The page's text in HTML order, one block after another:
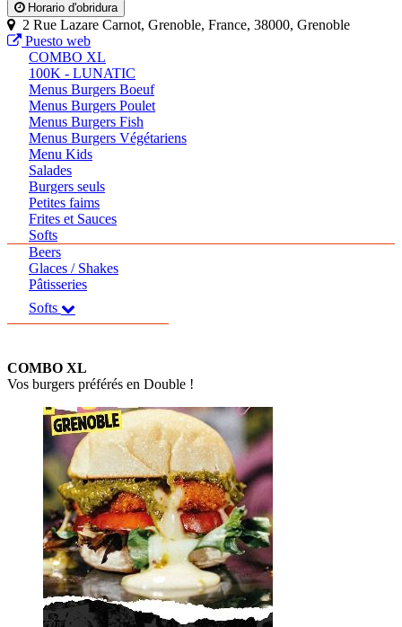
Horario d'obridura
2 Rue Lazare Carnot, Grenoble, France, 38000, Grenoble
Puesto web
COMBO XL
100K - LUNATIC
Menus Burgers Boeuf
Menus Burgers Poulet
Menus Burgers Fish
Menus Burgers Végétariens
Menu Kids
Salades
Burgers seuls
Petites faims
Frites et Sauces
Softs
Beers
Glaces / Shakes
Pâtisseries
Softs
COMBO XL
Vos burgers préférés en Double !